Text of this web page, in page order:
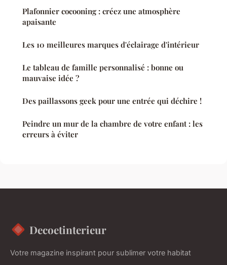
Plafonnier cocooning : créez une atmosphère
apaisante
Les 10 meilleures marques d'éclairage d'intérieur
Le tableau de famille personnalisé : bonne ou
mauvaise idée ?
Des paillassons geek pour une entrée qui déchire !
Peindre un mur de la chambre de votre enfant : les
erreurs à éviter
Decoetinterieur
Votre magazine inspirant pour sublimer votre habitat